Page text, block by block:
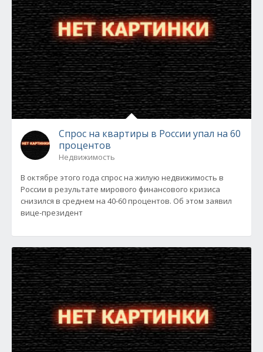
Спрос на квартиры в России упал на 60
процентов
Недвижимость
В октябре этого года спрос на жилую недвижимость в
России в результате мирового финансового кризиса
снизился в среднем на 40-60 процентов. Об этом заявил
вице-президент